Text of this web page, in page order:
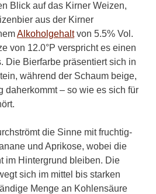
Blick auf das Kirner Weizen,
aus der Kirner
Alkoholgehaltvon 5.5% Vol.
von 12.0°P verspricht es einen
Die Bierfarbe präsentiert sich in
während der Schaum beige,
daherkommt – so wie es sich für
die Sinne mit fruchtig-
und Aprikose, wobei die
im Hintergrund bleiben. Die
sich im mittel bis starken
Menge an Kohlensäure